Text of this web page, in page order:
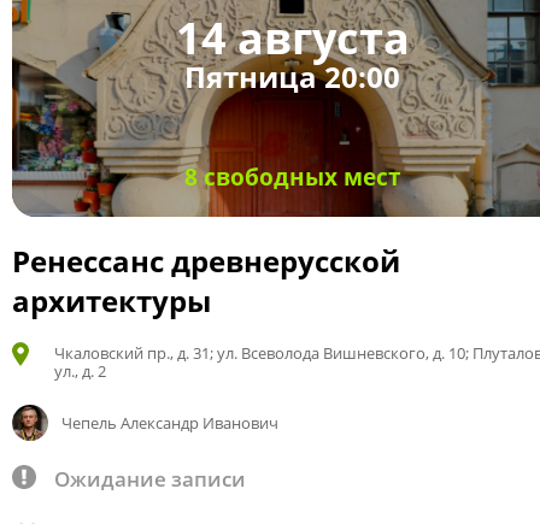
14 августа
Пятница 20:00
8 свободных мест
Ренессанс древнерусской
архитектуры
Чкаловский пр., д. 31; ул. Всеволода Вишневского, д. 10;
ул., д. 2
Чепель Александр Иванович
Ожидание записи